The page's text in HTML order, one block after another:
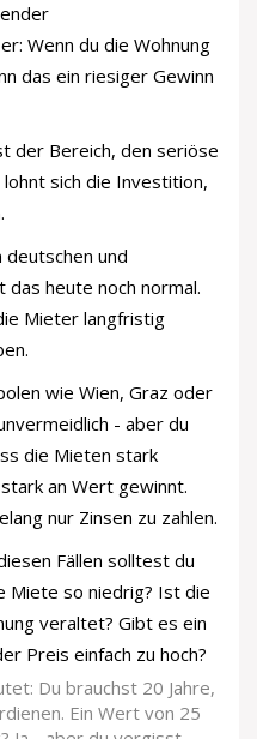
Wenn du die Wohnung
das ein riesiger Gewinn
der Bereich, den seriöse
sich die Investition,
deutschen und
heute noch normal.
Mieter langfristig
wie Wien, Graz oder
- aber du
die Mieten stark
an Wert gewinnt.
nur Zinsen zu zahlen.
Fällen solltest du
Miete so niedrig? Ist die
veraltet? Gibt es ein
Preis einfach zu hoch?
Du brauchst 20 Jahre,
Ein Wert von 25